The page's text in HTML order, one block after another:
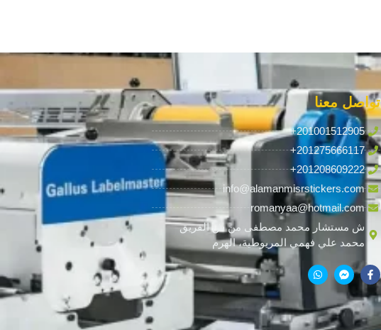
تواصل معنا
+201001512905
+201275666117
+201208609222
info@alamanmisrstickers.com
romanyaa@hotmail.com
ش مستشار محمد مصطفى من ش الفريق
محمد علي فهمي المريوطية، الهرم